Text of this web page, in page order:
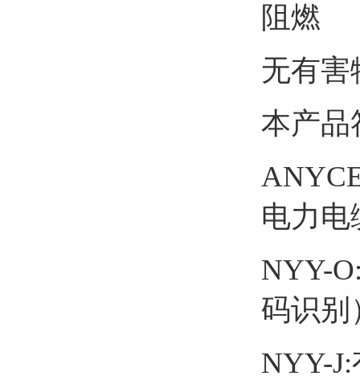
阻燃
无有害
本产品
电力电
NYY-
码识别
NYY-